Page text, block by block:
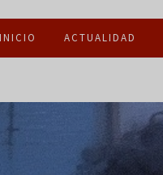
INICIO ACTUALIDAD